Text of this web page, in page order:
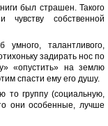
был страшен. Такого
собственной
талантливого,
задирать нос по
«опустить» на землю
спасти ему его душу.
то группу (социальную,
они особенные, лучше